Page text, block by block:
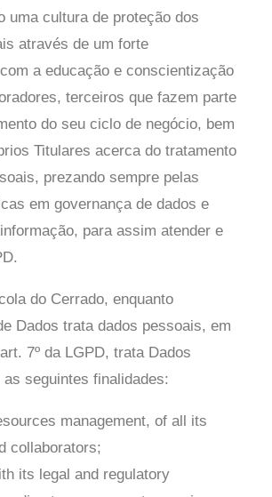
uma cultura de proteção dos
através de um forte
a educação e conscientização
terceiros que fazem parte
do seu ciclo de negócio, bem
Titulares acerca do tratamento
prezando sempre pelas
em governança de dados e
para assim atender e
do Cerrado, enquanto
Dados trata dados pessoais, em
7º da LGPD, trata Dados
seguintes finalidades:
management, of all its
collaborators;
its legal and regulatory